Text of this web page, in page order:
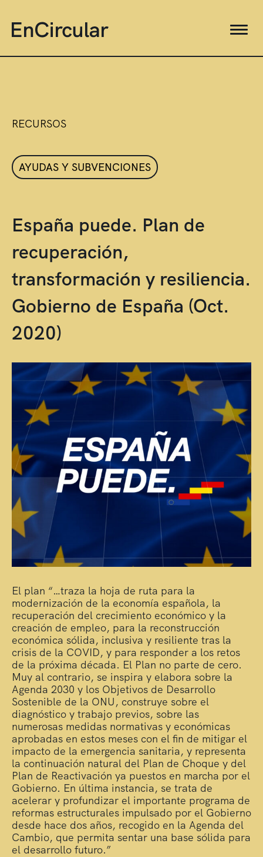
RECURSOS
AYUDAS Y SUBVENCIONES
España puede. Plan de
recuperación,
transformación y resiliencia.
Gobierno de España (Oct.
2020)
El plan “…traza la hoja de ruta para la
modernización de la economía española, la
recuperación del crecimiento económico y la
creación de empleo, para la reconstrucción
económica sólida, inclusiva y resiliente tras la
crisis de la COVID, y para responder a los retos
de la próxima década. El Plan no parte de cero.
Muy al contrario, se inspira y elabora sobre la
Agenda 2030 y los Objetivos de Desarrollo
Sostenible de la ONU, construye sobre el
diagnóstico y trabajo previos, sobre las
numerosas medidas normativas y económicas
aprobadas en estos meses con el fin de mitigar el
impacto de la emergencia sanitaria, y representa
la continuación natural del Plan de Choque y del
Plan de Reactivación ya puestos en marcha por el
Gobierno. En última instancia, se trata de
acelerar y profundizar el importante programa de
reformas estructurales impulsado por el Gobierno
desde hace dos años, recogido en la Agenda del
Cambio, que permita sentar una base sólida para
el desarrollo futuro.”